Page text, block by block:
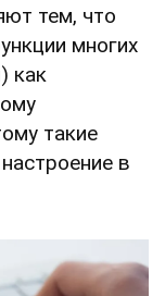
тем, что
многих
как
такие
в